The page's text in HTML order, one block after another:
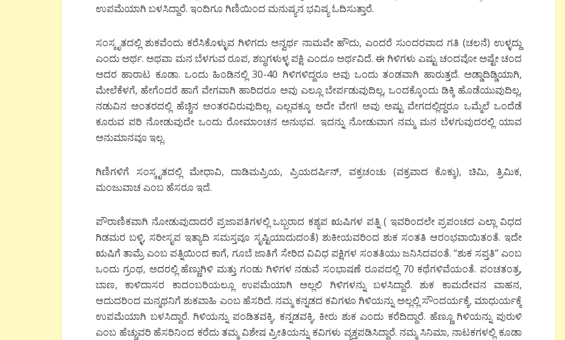
ಉಪಮೆಯಾಗಿ ಬಳಸಿದ್ದಾರೆ. ಇಂದಿಗೂ ಗಿಣಿಯಿಂದ ಮನುಷ್ಯನ ಭವಿಷ್ಯ ಓದಿಸುತ್ತಾರೆ.
ಸಂಸ್ಕೃತದಲ್ಲಿ ಶುಕವೆಂದು ಕರೆಸಿಕೊಳ್ಳುವ ಗಿಳಿಗದು ಅನ್ವರ್ಥ ನಾಮವೇ ಹೌದು, ಎಂದರೆ ಸುಂದರವಾದ ಗತಿ (ಚಲನೆ) ಉಳ್ಳದ್ದು
ಎಂದು ಅರ್ಥ. ಅಥವಾ ಮನ ಬೆಳಗುವ ರೂಪ, ಶಬ್ಧಗಳುಳ್ಳ ಪಕ್ಷಿ ಎಂದೂ ಅರ್ಥವಿದೆ. ಈ ಗಿಳಿಗಳು ಎಷ್ಟು ಚಂದವೋ ಅಷ್ಟೇ ಚಂದ
ಅದರ ಹಾರಾಟ ಕೂಡಾ. ಒಂದು ಹಿಂಡಿನಲ್ಲಿ 30-40 ಗಿಳಿಗಳಿದ್ದರೂ ಅವು ಒಂದು ತಂಡವಾಗಿ ಹಾರುತ್ತದೆ. ಅಡ್ಡಾದಿಡ್ಡಿಯಾಗಿ,
ಮೇಲೆಕೆಳಗೆ, ಹೇಗೆಂದರೆ ಹಾಗೆ ವೇಗವಾಗಿ ಹಾರಿದರೂ ಅವು ಎಲ್ಲೂ ಬೇರ್ಪಡುವುದಿಲ್ಲ, ಒಂದಕ್ಕೊಂದು ಡಿಕ್ಕಿ ಹೊಡೆಯುವುದಿಲ್ಲ,
ನಡುವಿನ ಅಂತರದಲ್ಲಿ ಹೆಚ್ಚಿನ ಅಂತರವಿರುವುದಿಲ್ಲ. ಎಲ್ಲವಕ್ಕೂ ಅದೇ ವೇಗ! ಅವು ಅಷ್ಟು ವೇಗದಲ್ಲಿದ್ದರೂ ಒಮ್ಮೆಲೆ ಒಂದೆಡೆ
ಕೂರುವ ಪರಿ ನೋಡುವುದೇ ಒಂದು ರೋಮಾಂಚನ ಅನುಭವ. ಇದನ್ನು ನೋಡುವಾಗ ನಮ್ಮ ಮನ ಬೆಳಗುವುದರಲ್ಲಿ ಯಾವ
ಅನುಮಾನವೂ ಇಲ್ಲ.
ಗಿಣಿಗಳಿಗೆ ಸಂಸ್ಕೃತದಲ್ಲಿ ಮೇಧಾವಿ, ದಾಡಿಮಪ್ರಿಯ, ಪ್ರಿಯದರ್ಷಿನ್, ವಕ್ರಚಂಚು (ವಕ್ರವಾದ ಕೊಕ್ಕು), ಚಿಮಿ, ತ್ರಿಮಿಕ,
ಮಂಜುವಾಚ ಎಂಬ ಹೆಸರೂ ಇದೆ.
ಪೌರಾಣಿಕವಾಗಿ ನೋಡುವುದಾದರೆ ಪ್ರಜಾಪತಿಗಳಲ್ಲಿ ಒಬ್ಬರಾದ ಕಶ್ಯಪ ಋಷಿಗಳ ಪತ್ನಿ ( ಇವರಿಂದಲೇ ಪ್ರಪಂಚದ ಎಲ್ಲಾ ವಿಧದ
ಗಿಡಮರ ಬಳ್ಳಿ, ಸರೀಸೃಪ ಇತ್ಯಾದಿ ಸಮಸ್ತವೂ ಸೃಷ್ಟಿಯಾದುದಂತೆ) ಶುಕೀಯವರಿಂದ ಶುಕ ಸಂತತಿ ಆರಂಭವಾಯಿತಂತೆ. ಇದೇ
ಋಷಿಗೆ ತಾಮ್ರೆ ಎಂಬ ಪತ್ನಿಯಿಂದ ಕಾಗೆ, ಗೂಬೆ ಜಾತಿಗೆ ಸೇರಿದ ವಿವಿಧ ಪಕ್ಷಿಗಳ ಸಂತತಿಯು ಜನಿಸಿದವಂತೆ. “ಶುಕ ಸಪ್ತತಿ” ಎಂಬ
ಒಂದು ಗ್ರಂಥ, ಅದರಲ್ಲಿ ಹೆಣ್ಣುಗಿಳಿ ಮತ್ತು ಗಂಡು ಗಿಳಿಗಳ ನಡುವೆ ಸಂಭಾಷಣೆ ರೂಪದಲ್ಲಿ 70 ಕಥೆಗಳಿವೆಯಂತೆ. ಪಂಚತಂತ್ರ,
ಬಾಣ, ಕಾಳಿದಾಸರ ಕಾದಂಬರಿಯಲ್ಲೂ ಉಪಮೆಯಾಗಿ ಅಲ್ಲಲಿ ಗಿಳಿಗಳನ್ನು ಬಳಸಿದ್ದಾರೆ. ಶುಕ ಕಾಮದೇವನ ವಾಹನ,
ಆದುದರಿಂದ ಮನ್ಮಥನಿಗೆ ಶುಕವಾಹಿ ಎಂಬ ಹೆಸರಿದೆ. ನಮ್ಮ ಕನ್ನಡದ ಕವಿಗಳೂ ಗಿಳಿಯನ್ನು ಅಲ್ಲಲ್ಲಿ ಸೌಂದರ್ಯಕ್ಕೆ, ಮಾಧುರ್ಯಕ್ಕೆ
ಉಪಮೆಯಾಗಿ ಬಳಸಿದ್ದಾರೆ. ಗಿಳಿಯನ್ನು ಪಂಡಿತವಕ್ಕಿ, ಕನ್ನಡವಕ್ಕಿ, ಕೀರು ಶುಕ ಎಂದು ಕರೆದಿದ್ದಾರೆ. ಹೆಣ್ಣೂ ಗಿಳಿಯನ್ನು ಪುರುಳಿ
ಎಂಬ ಹೆಚ್ಚುವರಿ ಹೆಸರಿನಿಂದ ಕರೆದು ತಮ್ಮ ವಿಶೇಷ ಪ್ರೀತಿಯನ್ನು ಕವಿಗಳು ವ್ಯಕ್ತಪಡಿಸಿದ್ದಾರೆ. ನಮ್ಮ ಸಿನಿಮಾ, ನಾಟಕಗಳಲ್ಲಿ ಕೂಡಾ